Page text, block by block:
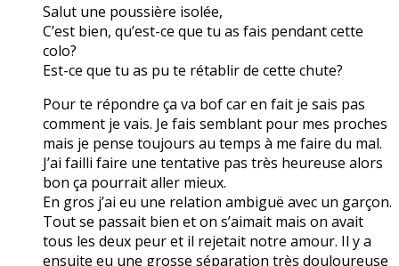
Salut une poussière isolée,
C’est bien, qu’est-ce que tu as fais pendant cette
colo?
Est-ce que tu as pu te rétablir de cette chute?
Pour te répondre ça va bof car en fait je sais pas
comment je vais. Je fais semblant pour mes proches
mais je pense toujours au temps à me faire du mal.
J’ai failli faire une tentative pas très heureuse alors
bon ça pourrait aller mieux.
En gros j’ai eu une relation ambiguë avec un garçon.
Tout se passait bien et on s’aimait mais on avait
tous les deux peur et il rejetait notre amour. Il y a
ensuite eu une grosse séparation très douloureuse